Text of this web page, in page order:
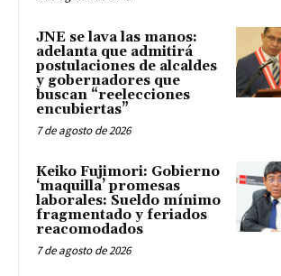
JNE se lava las manos:
adelanta que admitirá
postulaciones de alcaldes
y gobernadores que
buscan “reelecciones
encubiertas”
7 de agosto de 2026
Keiko Fujimori: Gobierno
‘maquilla’ promesas
laborales: Sueldo mínimo
fragmentado y feriados
reacomodados
7 de agosto de 2026